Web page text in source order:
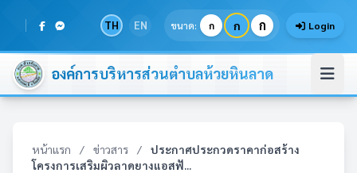
TH EN ขนาด: ก ก ก Login
องค์การบริหารส่วนตำบลห้วยหินลาด
หน้าแรก / ข่าวสาร /
ประกาศประกวดราคาก่อสร้าง
โครงการเสริมผิวลาดยางแอสฟั...